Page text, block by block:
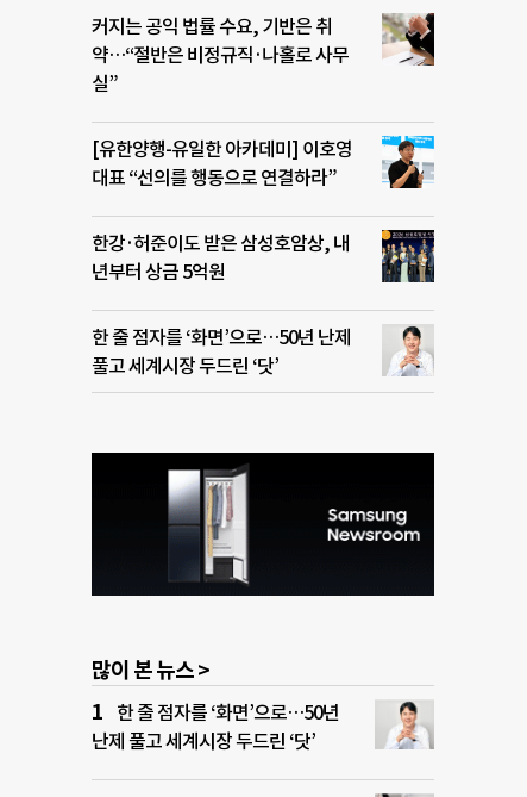
커지는 공익 법률 수요, 기반은 취
약…“절반은 비정규직·나홀로 사무
실”
[유한양행-유일한 아카데미] 이호영
대표 “선의를 행동으로 연결하라”
한강·허준이도 받은 삼성호암상, 내
년부터 상금 5억원
한 줄 점자를 ‘화면’으로…50년 난제
풀고 세계시장 두드린 ‘닷’
많이 본 뉴스 >
한 줄 점자를 ‘화면’으로…50년
난제 풀고 세계시장 두드린 ‘닷’